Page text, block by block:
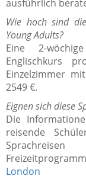
ausführlich
Wie hoch sind
Young Adults?
Eine 2-
Englischkurs
Einzelzimmer
2549 €.
Eignen sich diese
Die
reisende
London